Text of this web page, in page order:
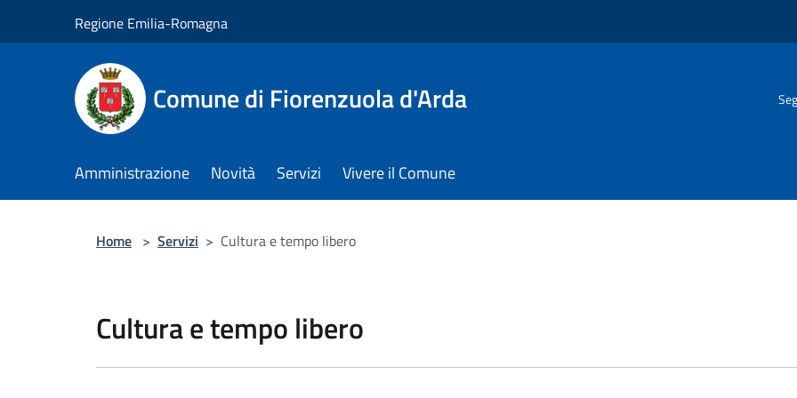
Regione Emilia-Romagna
Comune di Fiorenzuola d'Arda
Amministrazione Novità Servizi Vivere il Comune
Home > Servizi > Cultura e tempo libero
Cultura e tempo libero